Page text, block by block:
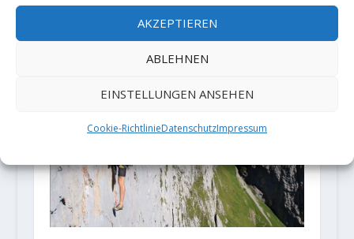
AKZEPTIEREN
ABLEHNEN
EINSTELLUNGEN ANSEHEN
Cookie-RichtlinieDatenschutzImpressum